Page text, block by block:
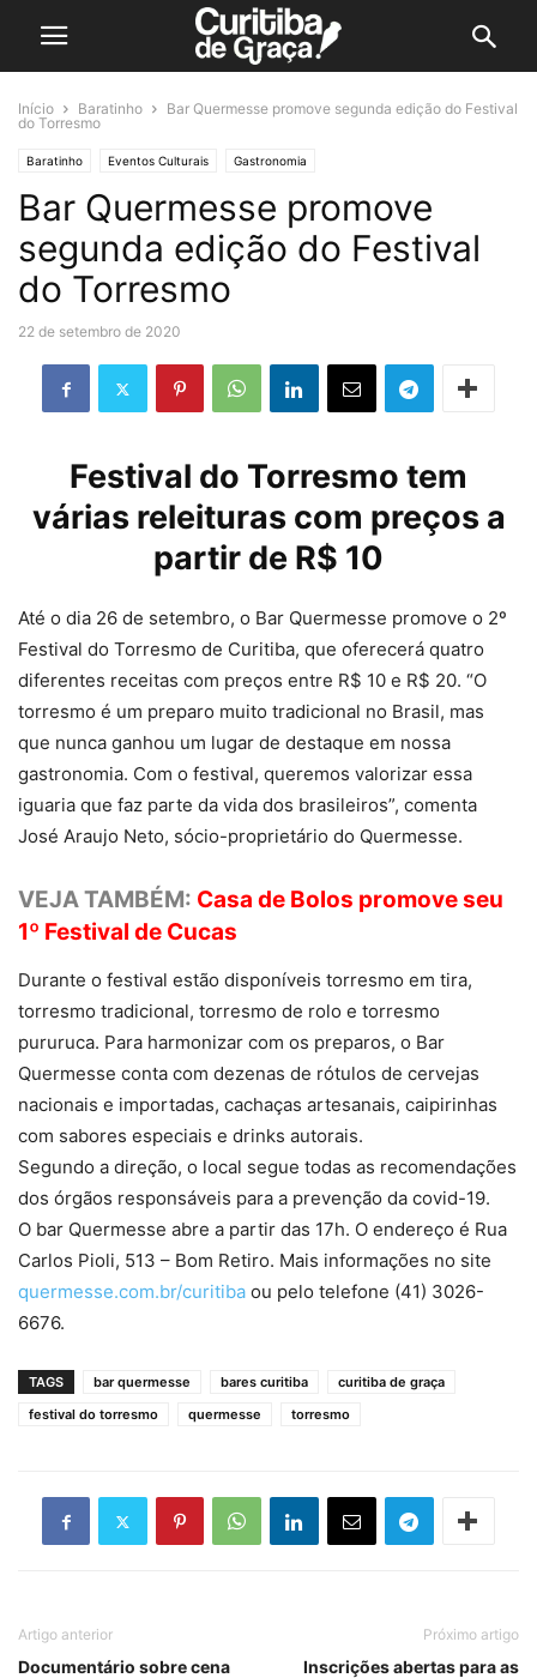
Início Baratinho
Bar Quermesse promove segunda edição do Festival
do Torresmo
Baratinho Eventos Culturais Gastronomia
Bar Quermesse promove
segunda edição do Festival
do Torresmo
22 de setembro de 2020
Festival do Torresmo tem
várias releituras com preços a
partir de R$ 10
Até o dia 26 de setembro, o Bar Quermesse promove o 2º
Festival do Torresmo de Curitiba, que oferecerá quatro
diferentes receitas com preços entre R$ 10 e R$ 20. “O
torresmo é um preparo muito tradicional no Brasil, mas
que nunca ganhou um lugar de destaque em nossa
gastronomia. Com o festival, queremos valorizar essa
iguaria que faz parte da vida dos brasileiros”, comenta
José Araujo Neto, sócio-proprietário do Quermesse.
VEJA TAMBÉM: Casa de Bolos promove seu
1º Festival de Cucas
Durante o festival estão disponíveis torresmo em tira,
torresmo tradicional, torresmo de rolo e torresmo
pururuca. Para harmonizar com os preparos, o Bar
Quermesse conta com dezenas de rótulos de cervejas
nacionais e importadas, cachaças artesanais, caipirinhas
com sabores especiais e drinks autorais.
Segundo a direção, o local segue todas as recomendações
dos órgãos responsáveis para a prevenção da covid-19.
O bar Quermesse abre a partir das 17h. O endereço é Rua
Carlos Pioli, 513 – Bom Retiro. Mais informações no site
quermesse.com.br/curitiba ou pelo telefone (41) 3026-
6676.
TAGS bar quermesse bares curitiba
curitiba de graça
festival do torresmo
quermesse torresmo
Artigo anterior
Documentário sobre cena
Próximo artigo
Inscrições abertas para as